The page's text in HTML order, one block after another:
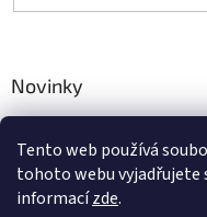
Tento web používá
tohoto webu vyjadřujete
informacízde.
Novinky
zahradu, chov i